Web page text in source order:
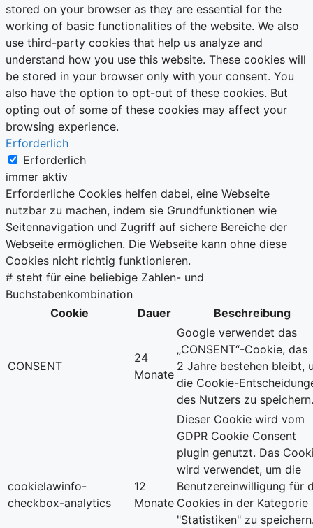
stored on your browser as they are essential for the
working of basic functionalities of the website. We also
use third-party cookies that help us analyze and
understand how you use this website. These cookies will
be stored in your browser only with your consent. You
also have the option to opt-out of these cookies. But
opting out of some of these cookies may affect your
browsing experience.
Erforderlich
Erforderlich
immer aktiv
Erforderliche Cookies helfen dabei, eine Webseite
nutzbar zu machen, indem sie Grundfunktionen wie
Seitennavigation und Zugriff auf sichere Bereiche der
Webseite ermöglichen. Die Webseite kann ohne diese
Cookies nicht richtig funktionieren.
# steht für eine beliebige Zahlen- und
Buchstabenkombination
Cookie
Dauer Beschreibung
CONSENT
24
Monate
Google verwendet das
„CONSENT“-Cookie, das
2 Jahre bestehen bleibt,
die Cookie-
des Nutzers zu speichern.
cookielawinfo-
checkbox-analytics
12
Monate
Dieser Cookie wird vom
GDPR Cookie Consent
plugin genutzt. Das
wird verwendet, um die
Benutzereinwilligung für
Cookies in der Kategorie
"Statistiken" zu